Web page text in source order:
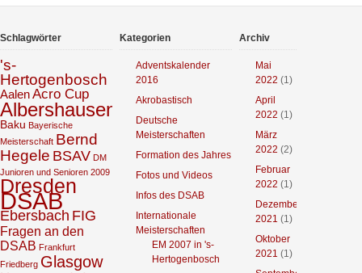
Schlagwörter
's-
Hertogenbosch
AalenAcro Cup
Albershausen
Baku Bayerische
Meisterschaft Bernd
Hegele BSAV DM
Junioren und Senioren 2009
Dresden
DSAB
Ebersbach FIG
Fragen an den
DSAB Frankfurt
Friedberg Glasgow
Kategorien
Adventskalender
2016
Akrobastisch
Deutsche
Meisterschaften
Formation des Jahres
Fotos und Videos
Infos des DSAB
Internationale
Meisterschaften
EM 2007 in 's-
Hertogenbosch
Archiv
Mai
2022 (1)
April
2022 (1)
März
2022 (2)
Februar
2022 (1)
Dezember
2021 (1)
Oktober
2021 (1)